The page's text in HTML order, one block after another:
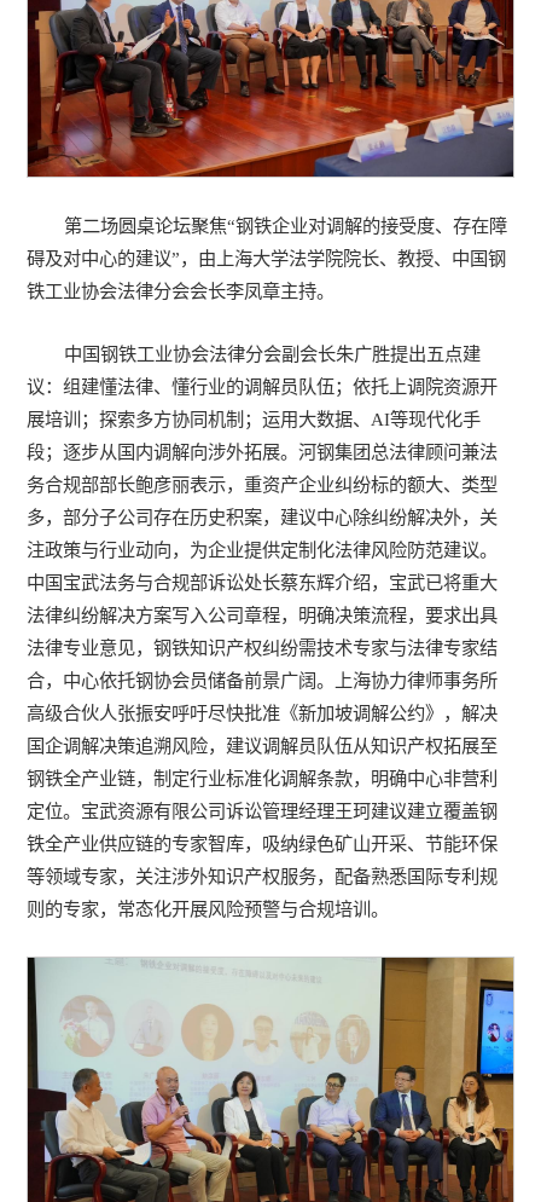
第二场圆桌论坛聚焦“钢铁企业对调解的接受度、存在障
碍及对中心的建议”，由上海大学法学院院长、教授、中国钢
铁工业协会法律分会会长李凤章主持。
中国钢铁工业协会法律分会副会长朱广胜提出五点建
议：组建懂法律、懂行业的调解员队伍；依托上调院资源开
展培训；探索多方协同机制；运用大数据、AI等现代化手
段；逐步从国内调解向涉外拓展。河钢集团总法律顾问兼法
务合规部部长鲍彦丽表示，重资产企业纠纷标的额大、类型
多，部分子公司存在历史积案，建议中心除纠纷解决外，关
注政策与行业动向，为企业提供定制化法律风险防范建议。
中国宝武法务与合规部诉讼处长蔡东辉介绍，宝武已将重大
法律纠纷解决方案写入公司章程，明确决策流程，要求出具
法律专业意见，钢铁知识产权纠纷需技术专家与法律专家结
合，中心依托钢协会员储备前景广阔。上海协力律师事务所
高级合伙人张振安呼吁尽快批准《新加坡调解公约》，解决
国企调解决策追溯风险，建议调解员队伍从知识产权拓展至
钢铁全产业链，制定行业标准化调解条款，明确中心非营利
定位。宝武资源有限公司诉讼管理经理王珂建议建立覆盖钢
铁全产业供应链的专家智库，吸纳绿色矿山开采、节能环保
等领域专家，关注涉外知识产权服务，配备熟悉国际专利规
则的专家，常态化开展风险预警与合规培训。